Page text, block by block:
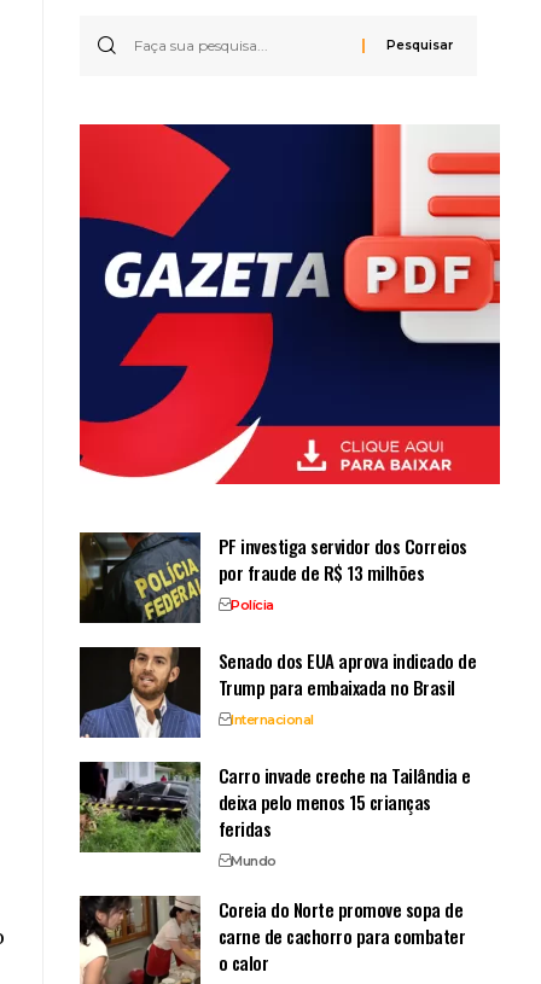
PF investiga servidor dos Correios
por fraude de R$ 13 milhões
Polícia
Senado dos EUA aprova indicado de
Trump para embaixada no Brasil
Internacional
Carro invade creche na Tailândia e
deixa pelo menos 15 crianças
feridas
Mundo
Coreia do Norte promove sopa de
carne de cachorro para combater
o calor